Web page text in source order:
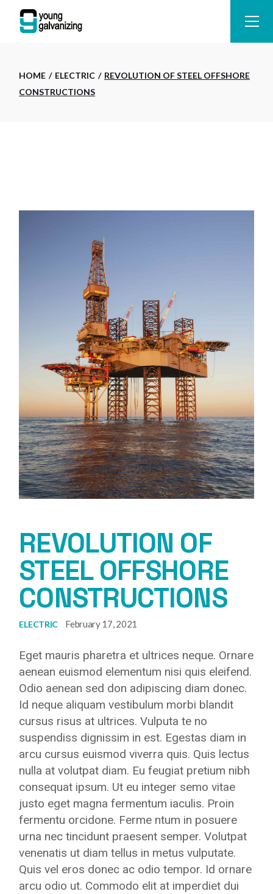
HOME ELECTRIC
REVOLUTION OF STEEL OFFSHORE
CONSTRUCTIONS
REVOLUTION OF
STEEL OFFSHORE
CONSTRUCTIONS
ELECTRIC February 17, 2021
Eget mauris pharetra et ultrices neque. Ornare
aenean euismod elementum nisi quis eleifend.
Odio aenean sed don adipiscing diam donec.
Id neque aliquam vestibulum morbi blandit
cursus risus at ultrices. Vulputa te no
suspendiss dignissim in est. Egestas diam in
arcu cursus euismod viverra quis. Quis lectus
nulla at volutpat diam. Eu feugiat pretium nibh
consequat ipsum. Ut eu integer semo vitae
justo eget magna fermentum iaculis. Proin
fermentu orcidone. Ferme ntum in posuere
urna nec tincidunt praesent semper. Volutpat
venenatis ut diam tellus in metus vulputate.
Quis vel eros donec ac odio tempor. Id ornare
arcu odio ut. Commodo elit at imperdiet dui